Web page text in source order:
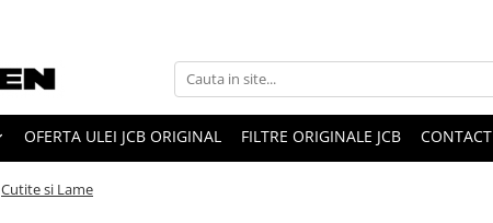
OFERTA ULEI JCB ORIGINAL FILTRE ORIGINALE JCB CONTACT
Cutite si Lame